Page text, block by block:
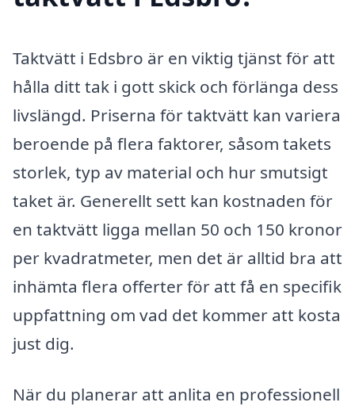
Taktvätt i Edsbro är en viktig tjänst för att
hålla ditt tak i gott skick och förlänga dess
livslängd. Priserna för taktvätt kan variera
beroende på flera faktorer, såsom takets
storlek, typ av material och hur smutsigt
taket är. Generellt sett kan kostnaden för
en taktvätt ligga mellan 50 och 150 kronor
per kvadratmeter, men det är alltid bra att
inhämta flera offerter för att få en specifik
uppfattning om vad det kommer att kosta
just dig.
När du planerar att anlita en professionell